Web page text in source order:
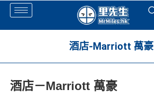
Skip
content
酒店-Marriott 萬豪
酒店－Marriott 萬豪